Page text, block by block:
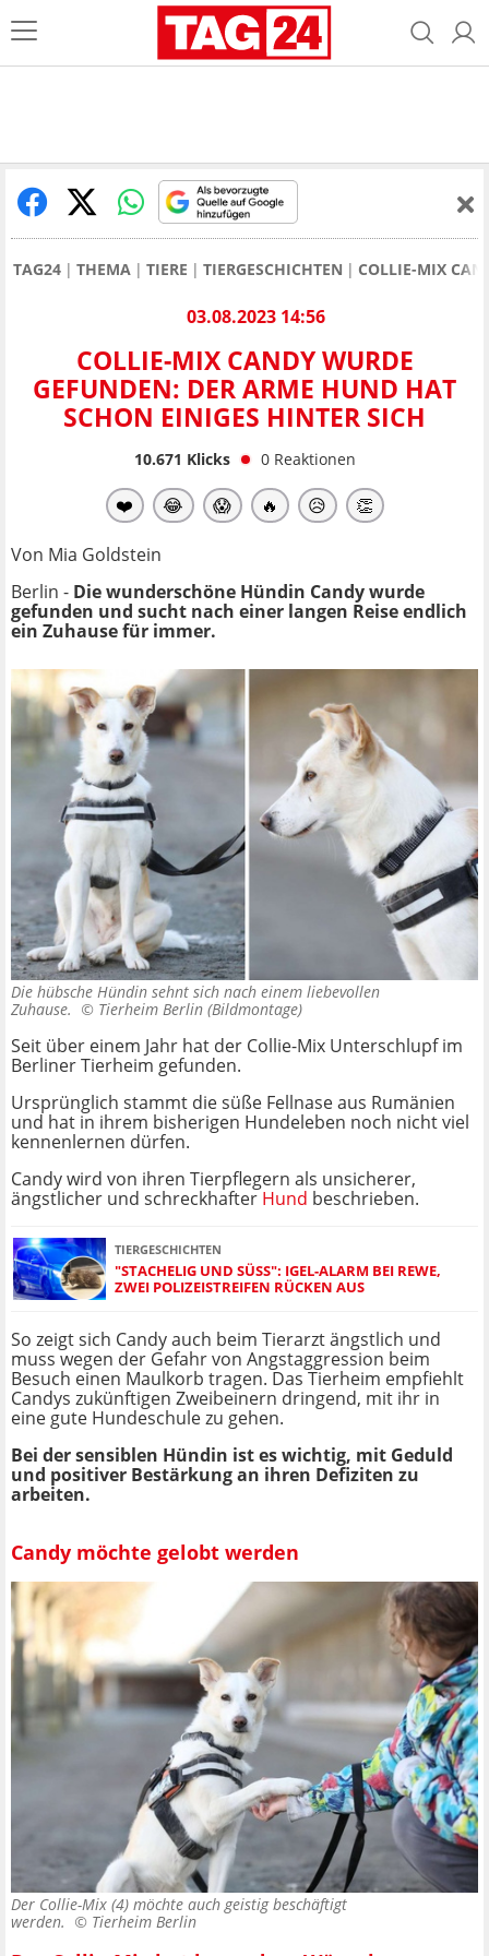
TAG24 THEMA TIERE TIERGESCHICHTEN COLLIE-MIX
03.08.2023 14:56
COLLIE-MIX CANDY WURDE
GEFUNDEN: DER ARME HUND HAT
SCHON EINIGES HINTER SICH
10.671 Klicks 0 Reaktionen
❤️ 😂 😱 🔥 😥 👏
Von Mia Goldstein
Berlin - Die wunderschöne Hündin Candy wurde
gefunden und sucht nach einer langen Reise endlich
ein Zuhause für immer.
Die hübsche Hündin sehnt sich nach einem liebevollen
Zuhause. © Tierheim Berlin (Bildmontage)
Seit über einem Jahr hat der Collie-Mix Unterschlupf im
Berliner Tierheim gefunden.
Ursprünglich stammt die süße Fellnase aus Rumänien
und hat in ihrem bisherigen Hundeleben noch nicht viel
kennenlernen dürfen.
Candy wird von ihren Tierpflegern als unsicherer,
ängstlicher und schreckhafter Hund beschrieben.
TIERGESCHICHTEN
"STACHELIG UND SÜSS": IGEL-ALARM BEI REWE, Z
WEI POLIZEISTREIFEN RÜCKEN AUS
So zeigt sich Candy auch beim Tierarzt ängstlich und
muss wegen der Gefahr von Angstaggression beim
Besuch einen Maulkorb tragen. Das Tierheim empfiehlt
Candys zukünftigen Zweibeinern dringend, mit ihr in
eine gute Hundeschule zu gehen.
Bei der sensiblen Hündin ist es wichtig, mit Geduld
und positiver Bestärkung an ihren Defiziten zu
arbeiten.
Candy möchte gelobt werden
Der Collie-Mix (4) möchte auch geistig beschäftigt
werden. © Tierheim Berlin